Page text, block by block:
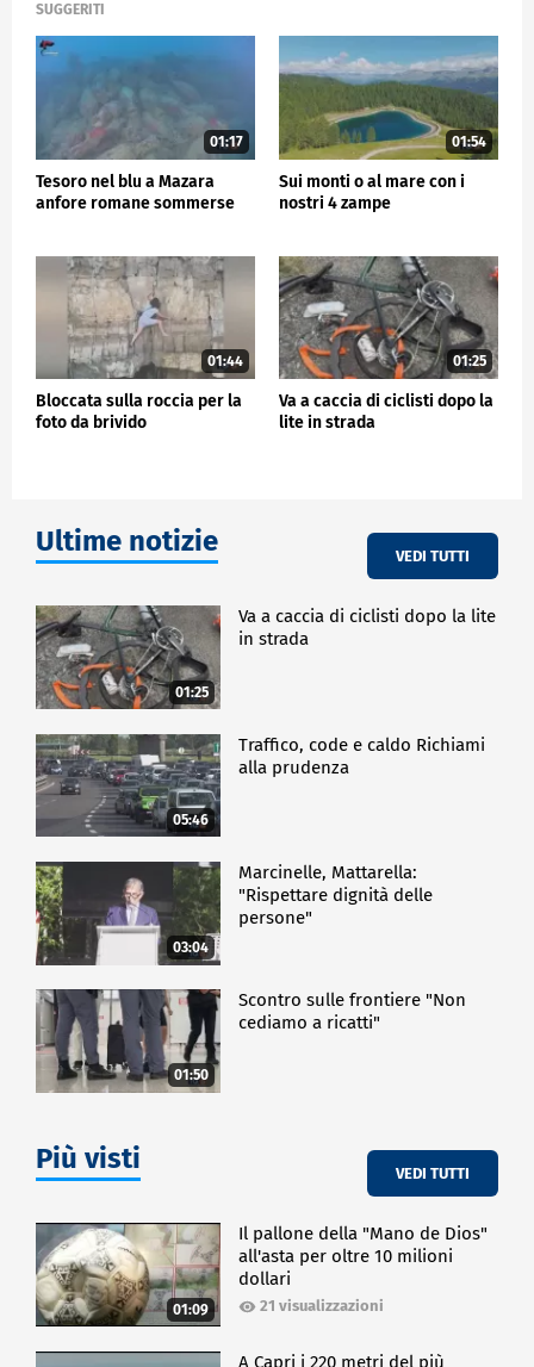
SUGGERITI
01:17
Tesoro nel blu a Mazara
anfore romane sommerse
01:54
Sui monti o al mare con i
nostri 4 zampe
01:44
Bloccata sulla roccia per la
foto da brivido
01:25
Va a caccia di ciclisti dopo la
lite in strada
Ultime notizie VEDI TUTTI
01:25
Va a caccia di ciclisti dopo la lite
in strada
05:46
Traffico, code e caldo Richiami
alla prudenza
03:04
Marcinelle, Mattarella:
"Rispettare dignità delle
persone"
01:50
Scontro sulle frontiere "Non
cediamo a ricatti"
Più visti VEDI TUTTI
01:09
Il pallone della "Mano de Dios"
all'asta per oltre 10 milioni
dollari
21 visualizzazioni
A Capri i 220 metri del più